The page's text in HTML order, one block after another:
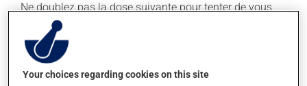
Ne doublez pas la dose suivante pour tenter de vous
rattraper. Ce médicament peut être irritant pour
l'estomac : prenez-le avec de la nourriture. Essayez
d'éviter les aliments irritants comme le café, les mets
épicés et l'alcool.
Your choices regarding cookies on this site